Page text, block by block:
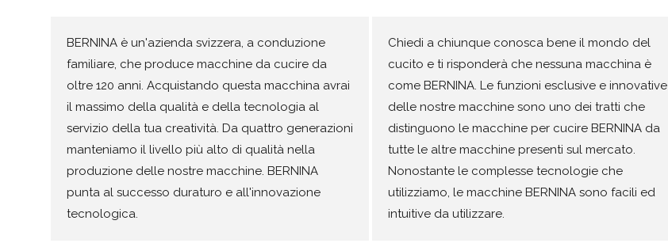
BERNINA è un'azienda svizzera, a conduzione
familiare, che produce macchine da cucire da
oltre 120 anni. Acquistando questa macchina avrai
il massimo della qualità e della tecnologia al
servizio della tua creatività. Da quattro generazioni
manteniamo il livello più alto di qualità nella
produzione delle nostre macchine. BERNINA
punta al successo duraturo e all'innovazione
tecnologica.
Chiedi a chiunque conosca bene il mondo del
cucito e ti risponderà che nessuna macchina è
come BERNINA. Le funzioni esclusive e innovative
delle nostre macchine sono uno dei tratti che
distinguono le macchine per cucire BERNINA da
tutte le altre macchine presenti sul mercato.
Nonostante le complesse tecnologie che
utilizziamo, le macchine BERNINA sono facili ed
intuitive da utilizzare.